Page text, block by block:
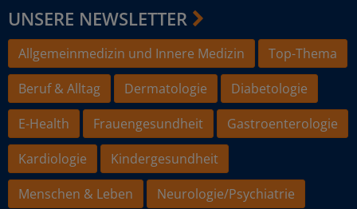
UNSERE NEWSLETTER
Allgemeinmedizin und Innere Medizin
Top-Thema
Beruf & Alltag
Dermatologie
Diabetologie
E-Health
Frauengesundheit
Gastroenterologie
Kardiologie
Kindergesundheit
Menschen & Leben
Neurologie/Psychiatrie